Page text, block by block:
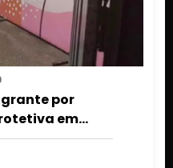
por
em
de botão